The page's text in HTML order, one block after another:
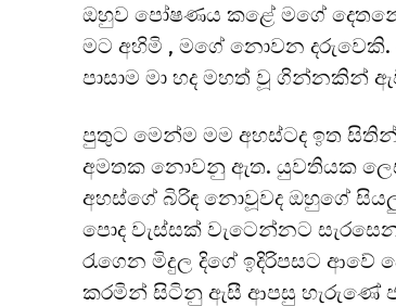
ඔහුව පෝෂණය කළේ මගේ
මට අහිමි , මගේ නොවන
පාසාම මා හද මහත් වූ ගින්නකින්
පුතුට මෙන්ම මම අහස්ටද ඉත
අමතක නොවනු ඇත. යුවතියක
අහස්ගේ බිරිඳ නොවූවද ඔහුගේ
පොද වැස්සක් වැටෙන්නට
රැගෙන මිදුල දිගේ ඉදිරිපසට
කරමින් සිටිනු ඇසී ආපසු හැරුණේ